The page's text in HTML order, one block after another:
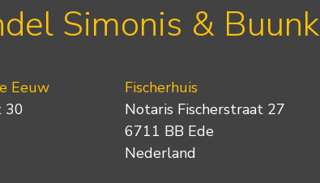
Simonis & Buunk
Eeuw
30
Fischerhuis
Notaris Fischerstraat 27
6711 BB Ede
Nederland